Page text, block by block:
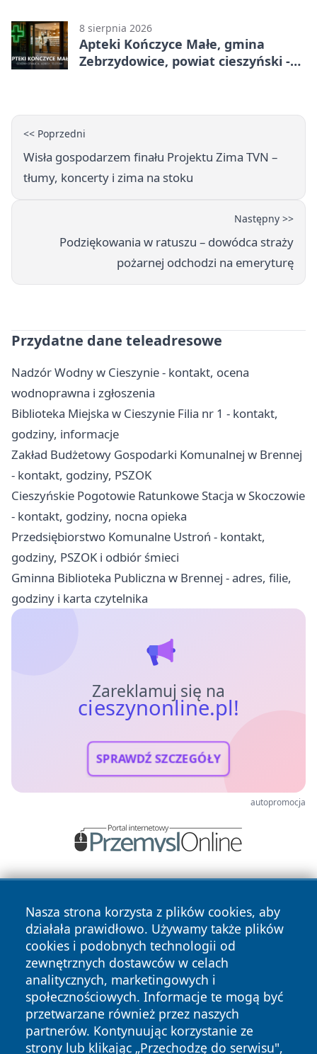
8 sierpnia 2026
Apteki Kończyce Małe, gmina
Zebrzydowice, powiat cieszyński -
<< Poprzedni
Wisła gospodarzem finału Projektu Zima TVN –
tłumy, koncerty i zima na stoku
Następny >>
Podziękowania w ratuszu – dowódca straży
pożarnej odchodzi na emeryturę
Przydatne dane teleadresowe
Nadzór Wodny w Cieszynie - kontakt, ocena
wodnoprawna i zgłoszenia
Biblioteka Miejska w Cieszynie Filia nr 1 - kontakt,
godziny, informacje
Zakład Budżetowy Gospodarki Komunalnej w Brennej
- kontakt, godziny, PSZOK
Cieszyńskie Pogotowie Ratunkowe Stacja w Skoczowie
- kontakt, godziny, nocna opieka
Przedsiębiorstwo Komunalne Ustroń - kontakt,
godziny, PSZOK i odbiór śmieci
Gminna Biblioteka Publiczna w Brennej - adres, filie,
godziny i karta czytelnika
Zareklamuj się na
cieszynonline.pl!
SPRAWDŹ SZCZEGÓŁY
autopromocja
Nasza strona korzysta z plików cookies, aby
działała prawidłowo. Używamy także plików
cookies i podobnych technologii od
zewnętrznych dostawców w celach
analitycznych, marketingowych i
społecznościowych. Informacje te mogą być
przetwarzane również przez naszych
partnerów. Kontynuując korzystanie ze
strony lub klikając „Przechodzę do serwisu",
Copyright © 2026 cieszynonline.pl Wszystkie prawa
zastrzeżone.
News Autorzy
Polityka
Prywatności
Polityka
Cookies